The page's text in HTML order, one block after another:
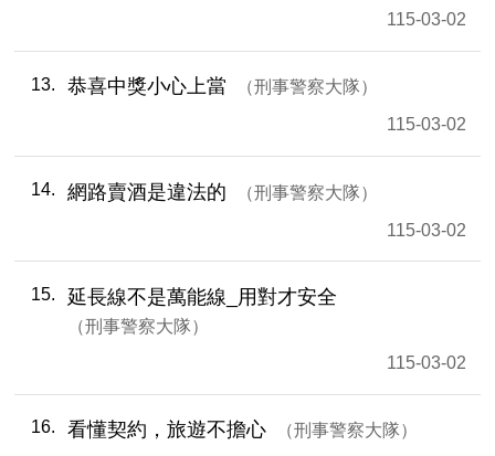
115-03-02
13 恭喜中獎小心上當
刑事警察大隊
115-03-02
14 網路賣酒是違法的
刑事警察大隊
115-03-02
15 延長線不是萬能線_用對才安全
刑事警察大隊
115-03-02
16 看懂契約，旅遊不擔心
刑事警察大隊